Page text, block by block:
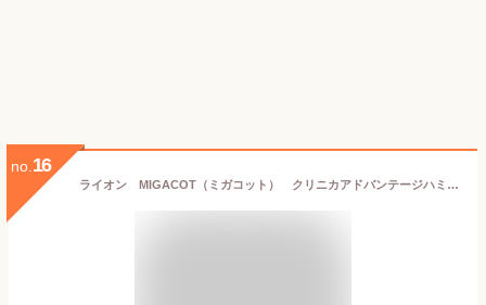
no. 16
ライオン MIGACOT（ミガコット） クリニカアドバンテージハミガキ・ハブラシセット 1セット